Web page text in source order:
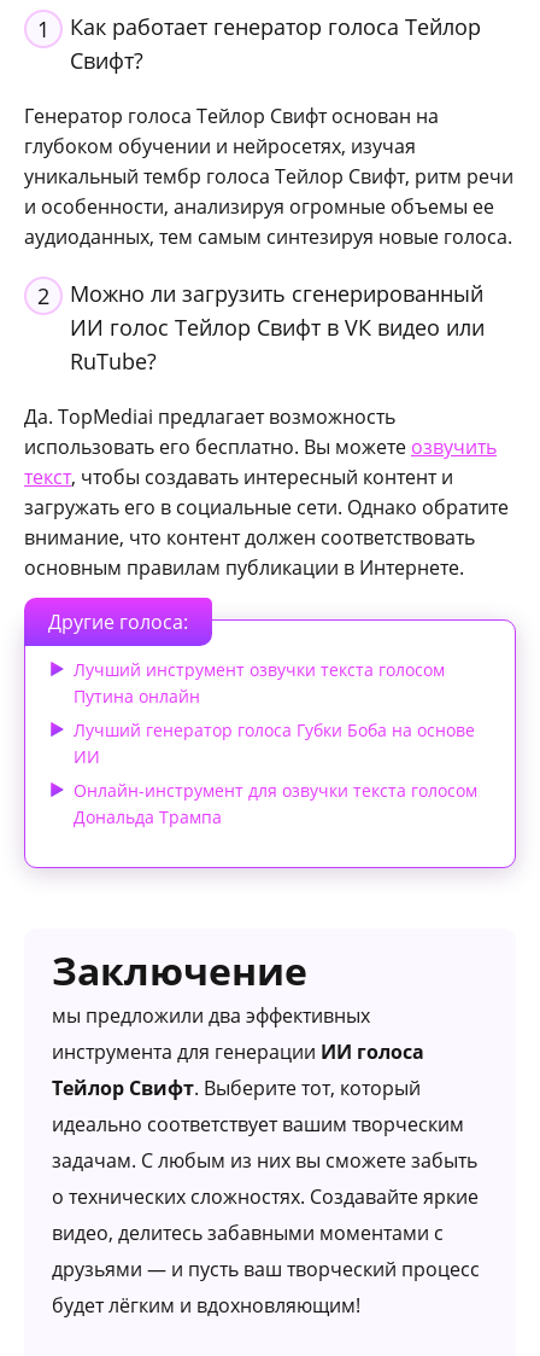
1
Как работает генератор голоса Тейлор
Свифт?
Генератор голоса Тейлор Свифт основан на
глубоком обучении и нейросетях, изучая
уникальный тембр голоса Тейлор Свифт, ритм речи
и особенности, анализируя огромные объемы ее
аудиоданных, тем самым синтезируя новые голоса.
2
Можно ли загрузить сгенерированный
ИИ голос Тейлор Свифт в VК видео или
RuTube?
Да. TopMediai предлагает возможность
использовать его бесплатно. Вы можете озвучить
текст, чтобы создавать интересный контент и
загружать его в социальные сети. Однако обратите
внимание, что контент должен соответствовать
основным правилам публикации в Интернете.
Другие голоса:
Лучший инструмент озвучки текста голосом
Путина онлайн
Лучший генератор голоса Губки Боба на основе
ИИ
Онлайн-инструмент для озвучки текста голосом
Дональда Трампа
Заключение
мы предложили два эффективных
инструмента для генерации ИИ голоса
Тейлор Свифт. Выберите тот, который
идеально соответствует вашим творческим
задачам. С любым из них вы сможете забыть
о технических сложностях. Создавайте яркие
видео, делитесь забавными моментами с
друзьями — и пусть ваш творческий процесс
будет лёгким и вдохновляющим!